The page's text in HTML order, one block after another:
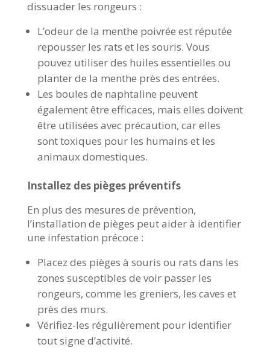
dissuader les rongeurs :
L’odeur de la menthe poivrée est réputée
repousser les rats et les souris. Vous
pouvez utiliser des huiles essentielles ou
planter de la menthe près des entrées.
Les boules de naphtaline peuvent
également être efficaces, mais elles doivent
être utilisées avec précaution, car elles
sont toxiques pour les humains et les
animaux domestiques.
Installez des pièges préventifs
En plus des mesures de prévention,
l’installation de pièges peut aider à identifier
une infestation précoce :
Placez des pièges à souris ou rats dans les
zones susceptibles de voir passer les
rongeurs, comme les greniers, les caves et
près des murs.
Vérifiez-les régulièrement pour identifier
tout signe d’activité.